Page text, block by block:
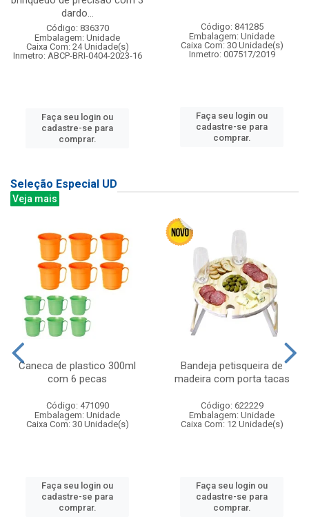
dardo...
Código: 836370
Embalagem: Unidade
Caixa Com: 24 Unidade(s)
Inmetro: ABCP-BRI-0404-2023-16
Faça seu login ou
cadastre-se para
comprar.
Código: 841285
Embalagem: Unidade
Caixa Com: 30 Unidade(s)
Inmetro: 007517/2019
Faça seu login ou
cadastre-se para
comprar.
Seleção Especial UD
Veja mais
Caneca de plastico 300ml
com 6 pecas
Código: 471090
Embalagem: Unidade
Caixa Com: 30 Unidade(s)
Faça seu login ou
cadastre-se para
comprar.
Bandeja petisqueira de
madeira com porta tacas
Código: 622229
Embalagem: Unidade
Caixa Com: 12 Unidade(s)
Faça seu login ou
cadastre-se para
comprar.